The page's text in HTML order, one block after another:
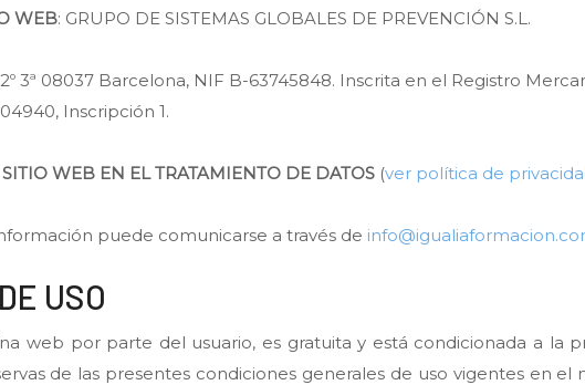
WEB: GRUPO DE SISTEMAS GLOBALES DE PREVENCIÓN S.L.
2º 3ª 08037 Barcelona, NIF B-63745848. Inscrita en el Registro
Inscripción 1.
WEB EN EL TRATAMIENTO DE DATOS (ver política de
puede comunicarse a través de
USO
web por parte del usuario, es gratuita y está condicionada a la
de las presentes condiciones generales de uso vigentes en